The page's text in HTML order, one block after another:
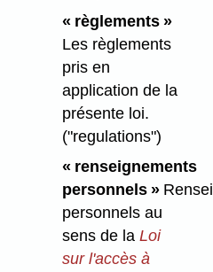
« règlements »
Les règlements
pris en
application de la
présente loi.
("regulations")
« renseignements
personnels »
personnels au
sens de la Loi
sur l'accès à